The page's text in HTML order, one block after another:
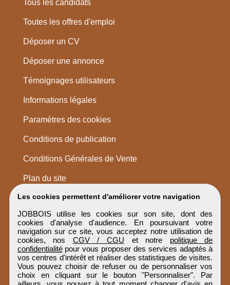
Les cookies permettent d'améliorer votre navigation
JOBBOIS utilise les cookies sur son site, dont des
cookies d'analyse d'audience. En poursuivant votre
navigation sur ce site, vous acceptez notre utilisation de
cookies, nos CGV / CGU et notre politique de
confidentialitépour vous proposer des services adaptés à
vos centres d'intérêt et réaliser des statistiques de visites.
Vous pouvez choisir de refuser ou de personnaliser vos
choix en cliquant sur le bouton "Personnaliser". Par
Tous les candidats
Toutes les offres d'emploi
Déposer un CV
Déposer une annonce
Témoignages utilisateurs
Informations légales
Paramètres des cookies
Conditions de publication
Conditions Générales de Vente
Plan du site